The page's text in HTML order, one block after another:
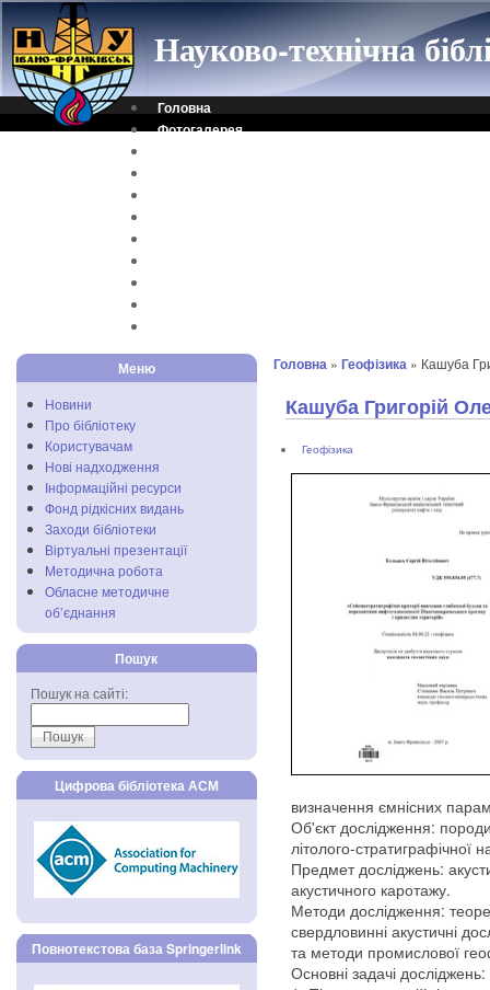
Науково-технічна
Головна
Фотогалерея
Меню
Новини
Про бібліотеку
Користувачам
Нові надходження
Інформаційні ресурси
Фонд рідкісних видань
Заходи бібліотеки
Віртуальні презентації
Методична робота
Обласне методичне
об’єднання
Пошук
Пошук на сайті:
Цифрова бібліотека АСМ
Повнотекстова база Springerlink
Головна » Геофізика » Кашуба
Кашуба Григорій
Геофізика
визначення ємнісних
Об'єкт дослідження:
літолого-стратиграфічної
Предмет досліджень:
акустичного каротажу.
Методи дослідження:
свердловинні акустичні
та методи промислової
Основні задачі досліджень: